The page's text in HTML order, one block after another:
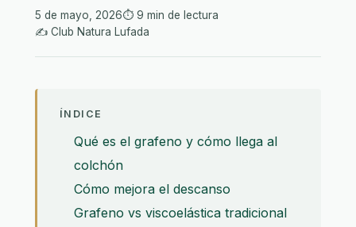
5 de mayo, 2026⏱️ 9 min de lectura
✍️ Club Natura Lufada
ÍNDICE
Qué es el grafeno y cómo llega al
colchón
Cómo mejora el descanso
Grafeno vs viscoelástica tradicional